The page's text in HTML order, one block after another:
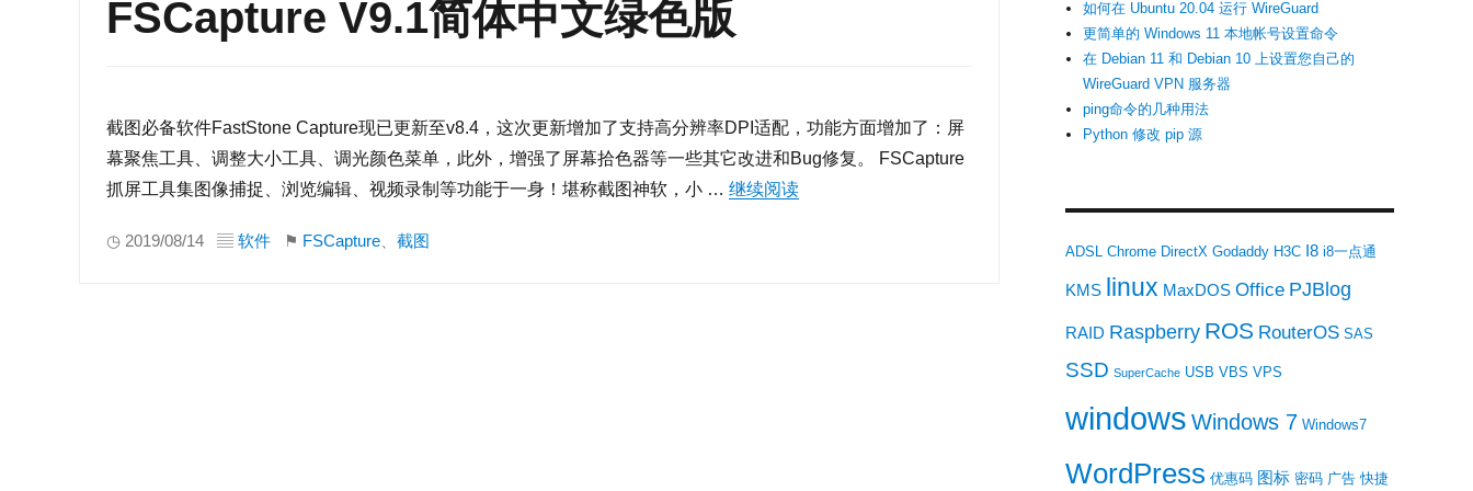
FSCapture V9.1简体中文绿色版
截图必备软件FastStone Capture现已更新至v8.4，这次更新增加了支持高分辨率DPI适配，功能方面增加了：屏
幕聚焦工具、调整大小工具、调光颜色菜单，此外，增强了屏幕拾色器等一些其它改进和Bug修复。 FSCapture
抓屏工具集图像捕捉、浏览编辑、视频录制等功能于一身！堪称截图神软，小 … 继续阅读
◷ 2019/08/14 ▤ 软件 ⚑ FSCapture 截图
如何在 Ubuntu 20.04 运行 WireGuard
更简单的 Windows 11 本地帐号设置命令
在 Debian 11 和 Debian 10 上设置您自己的
WireGuard VPN 服务器
ping命令的几种用法
Python 修改 pip 源
ADSL Chrome DirectX Godaddy H3C I8 i8一点通
KMS linux MaxDOS Office PJBlog
RAID Raspberry ROS RouterOS SAS
SSD SuperCache USB VBS VPS
windows Windows 7 Windows7
WordPress 优惠码 图标 密码 广告 快捷